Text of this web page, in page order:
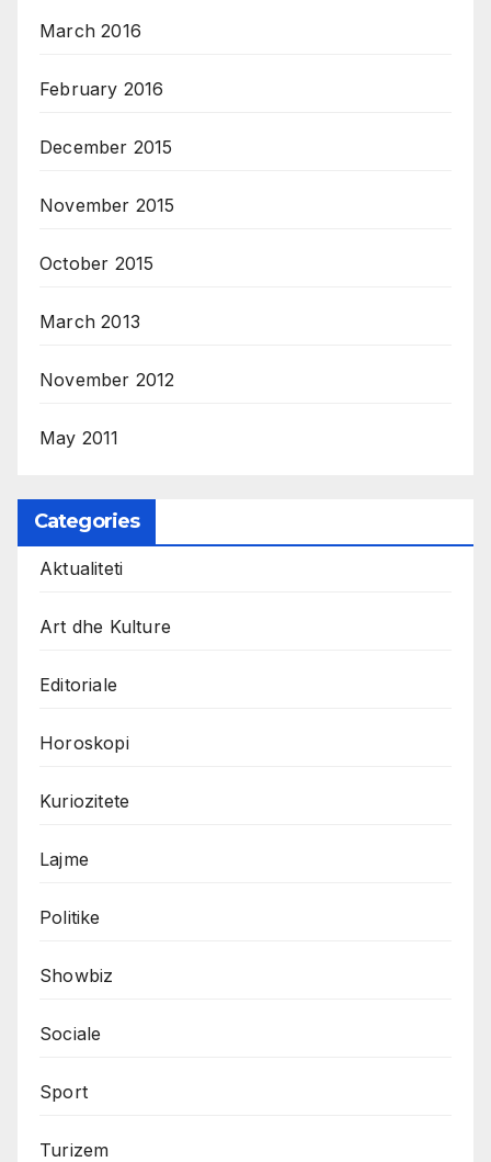
March 2016
February 2016
December 2015
November 2015
October 2015
March 2013
November 2012
May 2011
Categories
Aktualiteti
Art dhe Kulture
Editoriale
Horoskopi
Kuriozitete
Lajme
Politike
Showbiz
Sociale
Sport
Turizem